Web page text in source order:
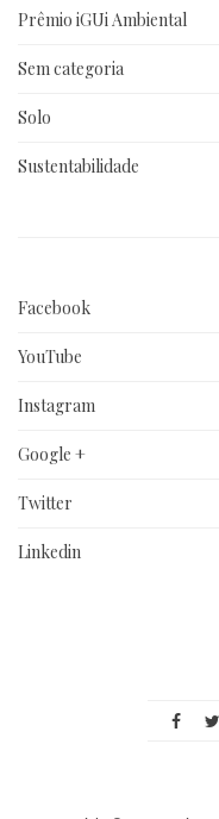
Prêmio iGUi Ambiental
Sem categoria
Solo
Sustentabilidade
Facebook
YouTube
Instagram
Google +
Twitter
Linkedin